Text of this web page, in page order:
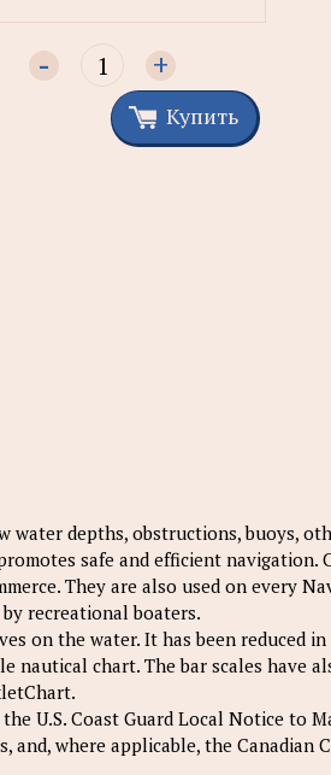
- +
Купить
depths, obstructions, buoys,
safe and efficient navigation.
They are also used on every
recreational boaters.
on the water. It has been reduced
chart. The bar scales have
U.S. Coast Guard Local Notice to
where applicable, the Canadian